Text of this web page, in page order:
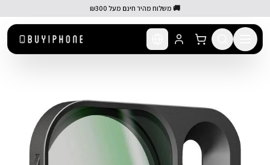
🚚 משלוח מהיר חינם מעל ₪300